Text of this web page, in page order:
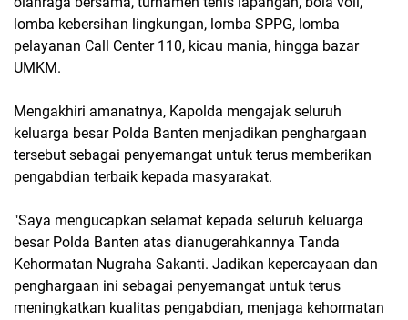
lomba kebersihan lingkungan, lomba SPPG, lomba
pelayanan Call Center 110, kicau mania, hingga bazar
UMKM.
Mengakhiri amanatnya, Kapolda mengajak seluruh
keluarga besar Polda Banten menjadikan penghargaan
tersebut sebagai penyemangat untuk terus memberikan
pengabdian terbaik kepada masyarakat.
"Saya mengucapkan selamat kepada seluruh keluarga
besar Polda Banten atas dianugerahkannya Tanda
Kehormatan Nugraha Sakanti. Jadikan kepercayaan dan
penghargaan ini sebagai penyemangat untuk terus
meningkatkan kualitas pengabdian, menjaga kehormatan